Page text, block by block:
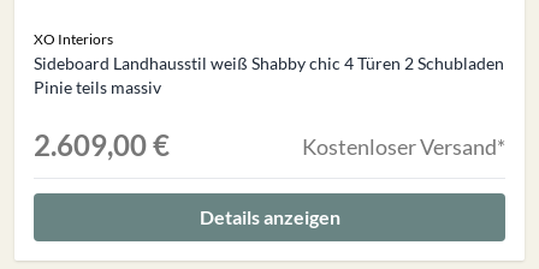
XO Interiors
Sideboard Landhausstil weiß Shabby chic 4 Türen 2 Schubladen
Pinie teils massiv
2.609,00 € Kostenloser Versand*
Details anzeigen